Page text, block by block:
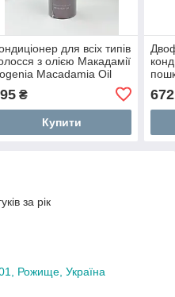
для всіх типів
з олією Макадамії
Macadamia Oil
₴
Купити
672
за рік
Рожище, Україна